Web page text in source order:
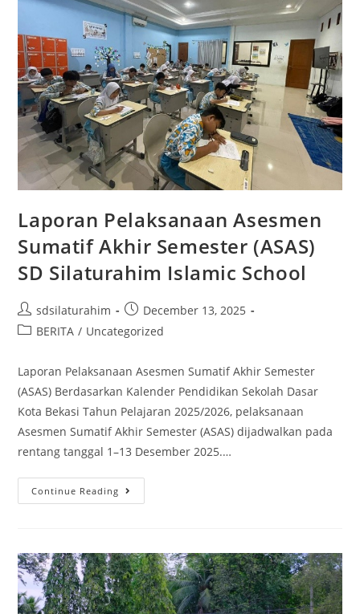
Laporan Pelaksanaan Asesmen
Sumatif Akhir Semester (ASAS)
SD Silaturahim Islamic School
sdsilaturahim
December 13, 2025
BERITA / Uncategorized
Laporan Pelaksanaan Asesmen Sumatif Akhir Semester
(ASAS) Berdasarkan Kalender Pendidikan Sekolah Dasar
Kota Bekasi Tahun Pelajaran 2025/2026, pelaksanaan
Asesmen Sumatif Akhir Semester (ASAS) dijadwalkan pada
rentang tanggal 1–13 Desember 2025.…
Continue Reading